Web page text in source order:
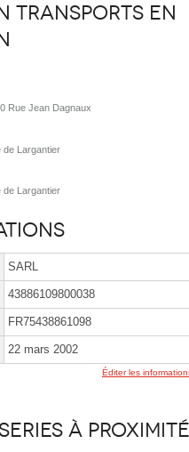
transports en
Rue Jean Dagnaux
de Largantier
de Largantier
SARL
43886109800038
FR75438861098
22 mars 2002
Éditer les
à proximité